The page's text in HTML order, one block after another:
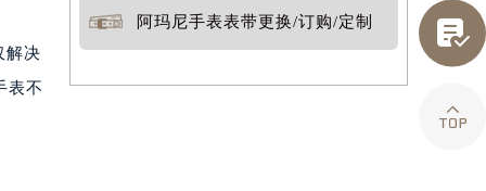
解决
表不
阿玛尼手表表带更换/订购/定制 
